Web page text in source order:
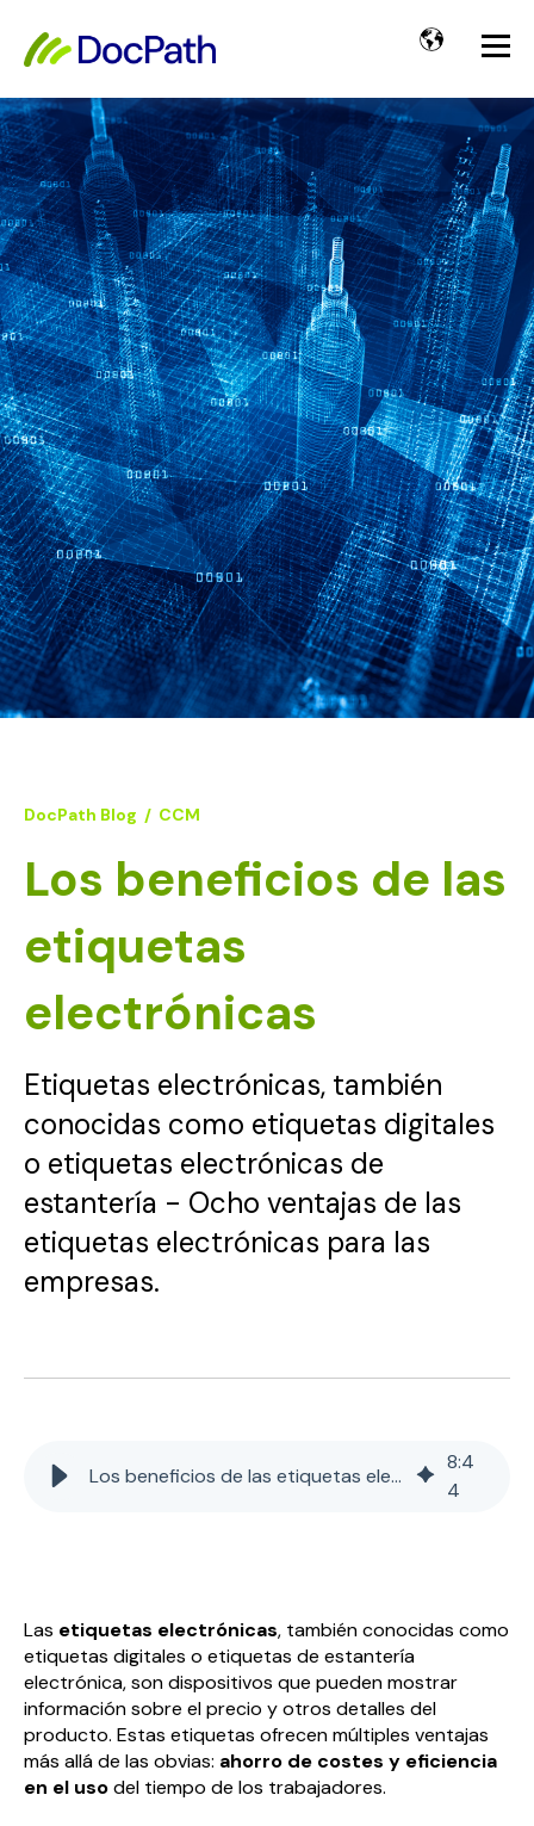
DocPath Blog / CCM
Los beneficios de las
etiquetas
electrónicas
Etiquetas electrónicas, también
conocidas como etiquetas digitales
o etiquetas electrónicas de
estantería - Ocho ventajas de las
etiquetas electrónicas para las
empresas.
Los beneficios de las etiquetas electrónicas
8:4
4
Las etiquetas electrónicas, también conocidas como
etiquetas digitales o etiquetas de estantería
electrónica, son dispositivos que pueden mostrar
información sobre el precio y otros detalles del
producto. Estas etiquetas ofrecen múltiples ventajas
más allá de las obvias: ahorro de costes y eficiencia
en el usodel tiempo de los trabajadores.